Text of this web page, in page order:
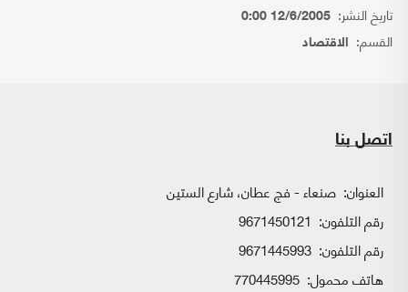
تاريخ النشر: 12/6/2005 0:00
القسم: الاقتصاد
اتصل بنا
العنوان: صنعاء - فج عطان، شارع الستين
رقم التلفون: 9671450121
رقم التلفون: 9671445993
هاتف محمول: 770445995